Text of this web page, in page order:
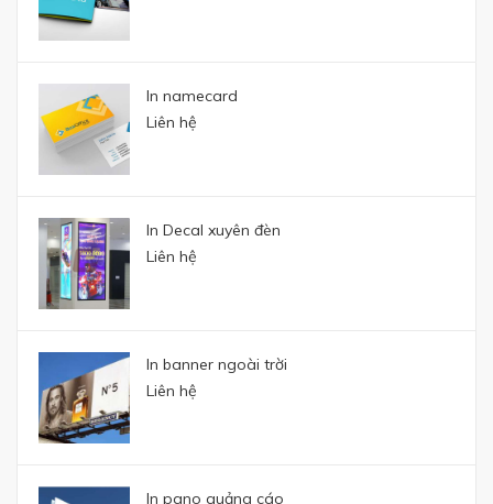
In namecard
Liên hệ
In Decal xuyên đèn
Liên hệ
In banner ngoài trời
Liên hệ
In pano quảng cáo